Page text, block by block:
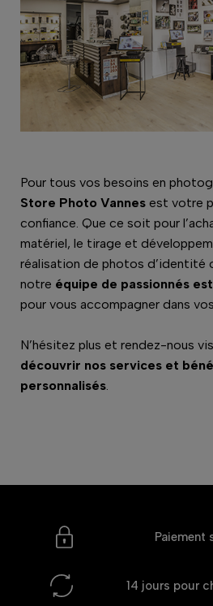
Pour tous vos besoins en
Store Photo Vannes est votre
confiance. Que ce soit pour
matériel, le tirage et
réalisation de photos d’identité
notre équipe de passionnés
pour vous accompagner dans
N’hésitez plus et rendez-nous
découvrir nos services et
personnalisés
Paiement
14 jours pour